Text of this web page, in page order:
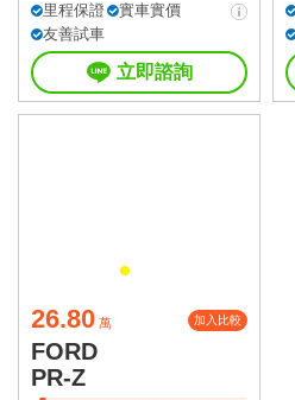
里程保證
實車實價
友善試車
立即諮詢
26.80 萬 加入比較
FORD
PR-Z